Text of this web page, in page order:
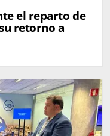
el reparto de
retorno a